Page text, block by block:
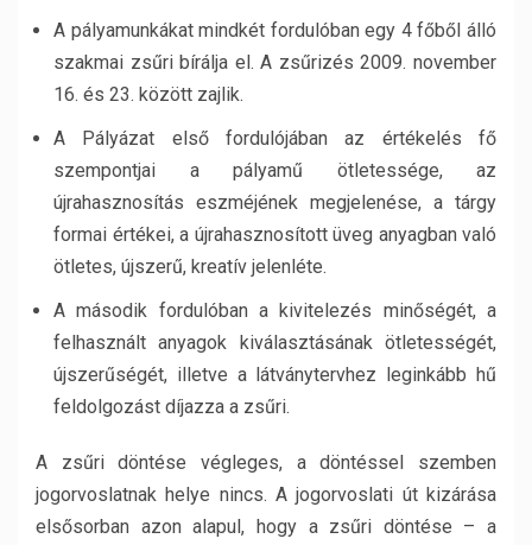
A pályamunkákat mindkét fordulóban egy 4 főből álló
szakmai zsűri bírálja el. A zsűrizés 2009. november
16. és 23. között zajlik.
A Pályázat első fordulójában az értékelés fő
szempontjai a pályamű ötletessége, az
újrahasznosítás eszméjének megjelenése, a tárgy
formai értékei, a újrahasznosított üveg anyagban való
ötletes, újszerű, kreatív jelenléte.
A második fordulóban a kivitelezés minőségét, a
felhasznált anyagok kiválasztásának ötletességét,
újszerűségét, illetve a látványtervhez leginkább hű
feldolgozást díjazza a zsűri.
A zsűri döntése végleges, a döntéssel szemben
jogorvoslatnak helye nincs. A jogorvoslati út kizárása
elsősorban azon alapul, hogy a zsűri döntése – a